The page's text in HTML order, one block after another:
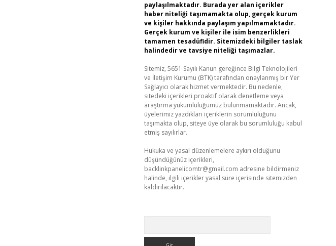
paylaşılmaktadır. Burada yer alan içerikler
haber niteliği taşımamakta olup, gerçek kurum
ve kişiler hakkında paylaşım yapılmamaktadır.
Gerçek kurum ve kişiler ile isim benzerlikleri
tamamen tesadüfidir. Sitemizdeki bilgiler taslak
halindedir ve tavsiye niteliği taşımazlar.
Sitemiz, 5651 Sayılı Kanun gereğince Bilgi Teknolojileri
ve İletişim Kurumu (BTK) tarafından onaylanmış bir Yer
Sağlayıcı olarak hizmet vermektedir. Bu nedenle,
sitedeki içerikleri proaktif olarak denetleme veya
araştırma yükümlülüğümüz bulunmamaktadır. Ancak,
üyelerimiz yazdıkları içeriklerin sorumluluğunu
taşımakta olup, siteye üye olarak bu sorumluluğu kabul
etmiş sayılırlar.
Hukuka ve yasal düzenlemelere aykırı olduğunu
düşündüğünüz içerikleri,
backlinkpanelicomtr@gmail.com adresine bildirmeniz
halinde, ilgili içerikler yasal süre içerisinde sitemizden
kaldırılacaktır.